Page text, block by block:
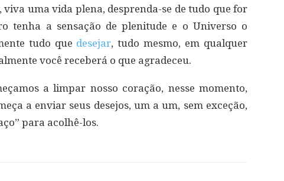
uma vida plena, desprenda-se de tudo que for
tenha a sensação de plenitude e o Universo o
tudo que desejar, tudo mesmo, em qualquer
você receberá o que agradeceu.
a limpar nosso coração, nesse momento,
a enviar seus desejos, um a um, sem exceção,
para acolhê-los.